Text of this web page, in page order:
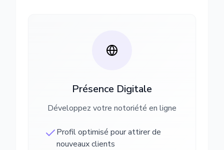
Présence Digitale
Développez votre notoriété en ligne
Profil optimisé pour attirer de
nouveaux clients